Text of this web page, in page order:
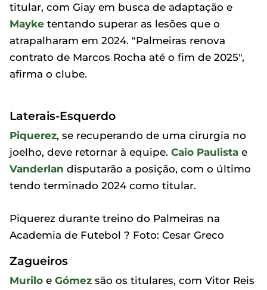
titular, com Giay em busca de adaptação e
Mayke tentando superar as lesões que o
atrapalharam em 2024. "Palmeiras renova
contrato de Marcos Rocha até o fim de 2025",
afirma o clube.
Laterais-Esquerdo
Piquerez, se recuperando de uma cirurgia no
joelho, deve retornar à equipe. Caio Paulista e
Vanderlan disputarão a posição, com o último
tendo terminado 2024 como titular.
Piquerez durante treino do Palmeiras na
Academia de Futebol ? Foto: Cesar Greco
Zagueiros
Murilo e Gómez são os titulares, com Vitor Reis